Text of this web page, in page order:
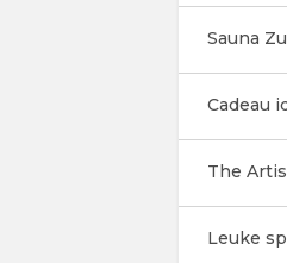
Sauna
Cadeau
The
Leuke